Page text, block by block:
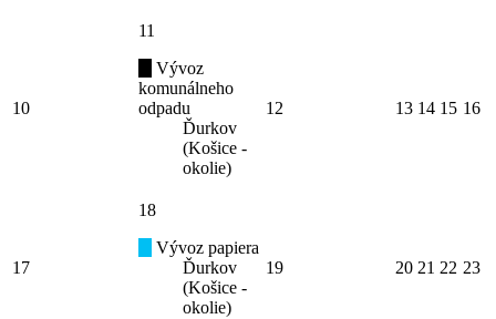
10
11
Vývoz
komunálneho
odpadu
Ďurkov
(Košice -
okolie)
12 13 14 15 16
17
18
Vývoz papiera
Ďurkov
(Košice -
okolie)
19 20 21 22 23